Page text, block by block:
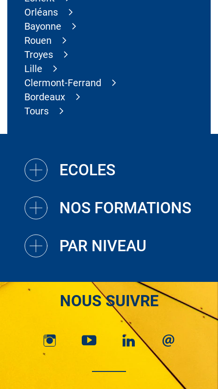
Orléans
Bayonne
Rouen
Troyes
Lille
Clermont-Ferrand
Bordeaux
Tours
ECOLES
NOS FORMATIONS
PAR NIVEAU
NOUS SUIVRE